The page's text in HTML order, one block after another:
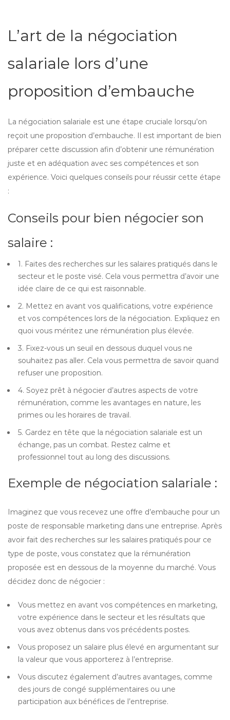
L’art de la négociation
salariale lors d’une
proposition d’embauche
La négociation salariale est une étape cruciale lorsqu’on
reçoit une proposition d’embauche. Il est important de bien
préparer cette discussion afin d’obtenir une rémunération
juste et en adéquation avec ses compétences et son
expérience. Voici quelques conseils pour réussir cette étape
:
Conseils pour bien négocier son
salaire :
1. Faites des recherches sur les salaires pratiqués dans le
secteur et le poste visé. Cela vous permettra d’avoir une
idée claire de ce qui est raisonnable.
2. Mettez en avant vos qualifications, votre expérience
et vos compétences lors de la négociation. Expliquez en
quoi vous méritez une rémunération plus élevée.
3. Fixez-vous un seuil en dessous duquel vous ne
souhaitez pas aller. Cela vous permettra de savoir quand
refuser une proposition.
4. Soyez prêt à négocier d’autres aspects de votre
rémunération, comme les avantages en nature, les
primes ou les horaires de travail.
5. Gardez en tête que la négociation salariale est un
échange, pas un combat. Restez calme et
professionnel tout au long des discussions.
Exemple de négociation salariale :
Imaginez que vous recevez une offre d’embauche pour un
poste de responsable marketing dans une entreprise. Après
avoir fait des recherches sur les salaires pratiqués pour ce
type de poste, vous constatez que la rémunération
proposée est en dessous de la moyenne du marché. Vous
décidez donc de négocier :
Vous mettez en avant vos compétences en marketing,
votre expérience dans le secteur et les résultats que
vous avez obtenus dans vos précédents postes.
Vous proposez un salaire plus élevé en argumentant sur
la valeur que vous apporterez à l’entreprise.
Vous discutez également d’autres avantages, comme
des jours de congé supplémentaires ou une
participation aux bénéfices de l’entreprise.